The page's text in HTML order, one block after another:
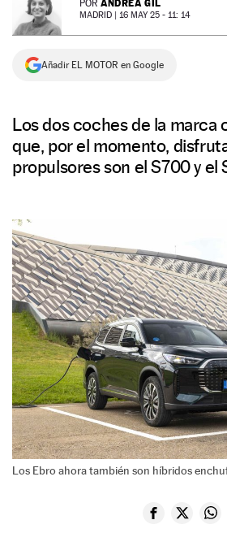
NEWSLETTER
SÍGUENOS
POR ANDREA GIL
MADRID | 16 MAY 25 - 11: 14
Añadir EL MOTOR en Google
Los dos coches de la marca
que, por el momento,
propulsores son el S700 y el
Los Ebro ahora también son híbridos